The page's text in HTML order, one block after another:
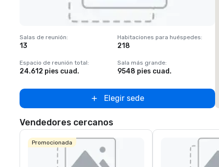
Removed from favorites
Salas de reunión:
13
Habitaciones para huéspedes:
218
Espacio de reunión total:
24.612 pies cuad.
Sala más grande:
9548 pies cuad.
Elegir sede
Vendedores cercanos
Promocionada